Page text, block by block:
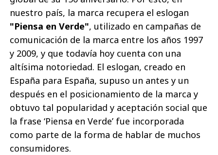
nuestro país, la marca recupera el eslogan
"Piensa en Verde", utilizado en campañas de
comunicación de la marca entre los años 1997
y 2009, y que todavía hoy cuenta con una
altísima notoriedad. El eslogan, creado en
España para España, supuso un antes y un
después en el posicionamiento de la marca y
obtuvo tal popularidad y aceptación social que
la frase ‘Piensa en Verde’ fue incorporada
como parte de la forma de hablar de muchos
consumidores.